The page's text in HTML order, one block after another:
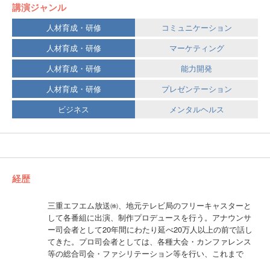
講演ジャンル
人材育成・研修
コミュニケーション
人材育成・研修
マーケティング
人材育成・研修
能力開発
人材育成・研修
プレゼンテーション
ビジネス
メンタルヘルス
経歴
三重エフエム放送㈱、地元テレビ局のフリーキャスターと
して各番組に出演、制作プロデュースを行う。アナウンサ
ー司会者として20年間にわたり延べ20万人以上の前で話し
てきた。プロ司会者としては、各種大会・カンファレンス
等の総合司会・ファシリテーション等を行い、これまで